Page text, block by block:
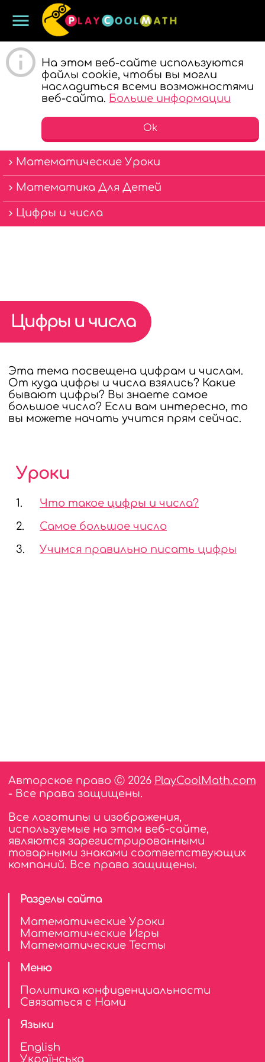
menu
ИГРАЙ И
УЧИ
МАТЕМАТИКУ
На этом веб-сайте используются
файлы cookie, чтобы вы могли
насладиться всеми возможностями
веб-сайта. Больше информации
Ok
Математические Уроки
Математика Для Детей
Цифры и числа
Цифры и числа
Эта тема посвещена цифрам и числам.
От куда цифры и числа взялись? Какие
бывают цифры? Вы знаете самое
большое число? Если вам интересно, то
вы можете начать учится прям сейчас.
Уроки
1.
Что такое цифры и числа?
2.
Самое большое число
3.
Учимся правильно писать цифры
Авторское право Ⓒ 2026 PlayCoolMath.com
- Все права защищены.
Все логотипы и изображения,
используемые на этом веб-сайте,
являются зарегистрированными
товарными знаками соответствующих
компаний. Все права защищены.
Разделы сайта
Математические Уроки
Математические Игры
Математические Тесты
Меню
Политика конфиденциальности
Связаться с Нами
Языки
English
Українська